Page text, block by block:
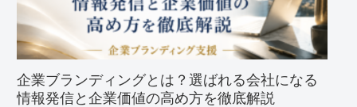
企業ブランディングとは？選ばれる会社になる
情報発信と企業価値の高め方を徹底解説